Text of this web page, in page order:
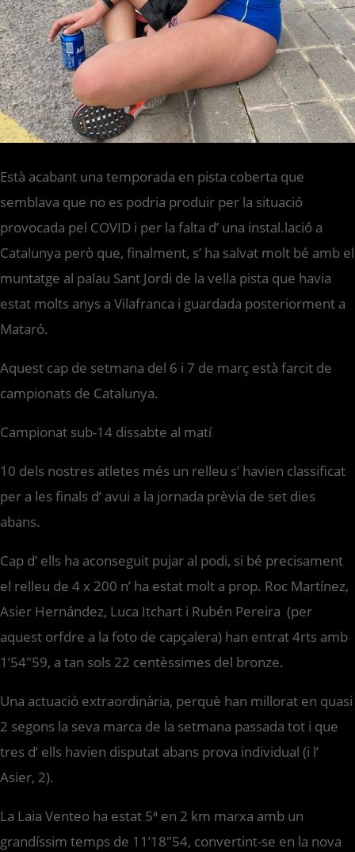
Està acabant una temporada en pista coberta que
semblava que no es podria produir per la situació
provocada pel COVID i per la falta d’ una instal.lació a
Catalunya però que, finalment, s’ ha salvat molt bé amb el
muntatge al palau Sant Jordi de la vella pista que havia
estat molts anys a Vilafranca i guardada posteriorment a
Mataró.
Aquest cap de setmana del 6 i 7 de març està farcit de
campionats de Catalunya.
Campionat sub-14 dissabte al matí
10 dels nostres atletes més un relleu s’ havien classificat
per a les finals d’ avui a la jornada prèvia de set dies
abans.
Cap d’ ells ha aconseguit pujar al podi, si bé precisament
el relleu de 4 x 200 n’ ha estat molt a prop. Roc Martínez,
Asier Hernández, Luca Itchart i Rubén Pereira (per
aquest orfdre a la foto de capçalera) han entrat 4rts amb
1’54″59, a tan sols 22 centèssimes del bronze.
Una actuació extraordinària, perquè han millorat en quasi
2 segons la seva marca de la setmana passada tot i que
tres d’ ells havien disputat abans prova individual (i l’
Asier, 2).
La Laia Venteo ha estat 5ª en 2 km marxa amb un
grandíssim temps de 11’18″54, convertint-se en la nova